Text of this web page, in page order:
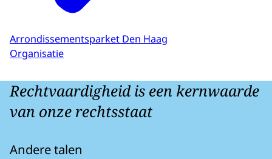
Arrondissementsparket Den Haag
Organisatie
Rechtvaardigheid is een kernwaarde
van onze rechtsstaat
Andere talen